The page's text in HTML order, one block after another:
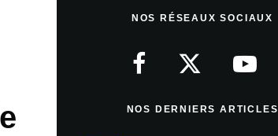
NOS RÉSEAUX SOCIAUX
NOS DERNIERS ARTICLES